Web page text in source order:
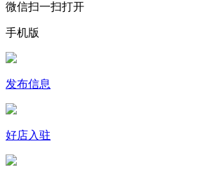
微信扫一扫打开
手机版
发布信息
好店入驻